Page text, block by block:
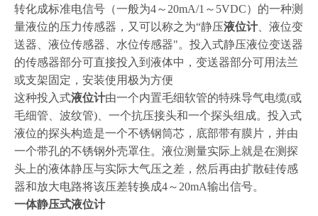
转化成标准电信号（一般为4～20mA/1～5VDC）的一种测
量液位的压力传感器，又可以称之为“静压液位计、液位变
送器、液位传感器、水位传感器"。投入式静压液位变送器
的传感器部分可直接投入到液体中，变送器部分可用法兰
或支架固定，安装使用极为方便
这种投入式液位计由一个内置毛细软管的特殊导气电缆(或
毛细管、波纹管)、一个抗压接头和一个探头组成。投入式
液位的探头构造是一个不锈钢筒芯，底部带有膜片，并由
一个带孔的不锈钢外壳罩住。液位测量实际上就是在测探
头上的液体静压与实际大气压之差，然后再由扩散硅传感
器和放大电路将该压差转换成4～20mA输出信号。
一体静压式液位计